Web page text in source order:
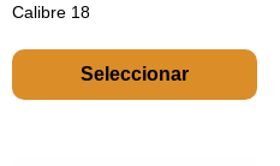
Calibre 18